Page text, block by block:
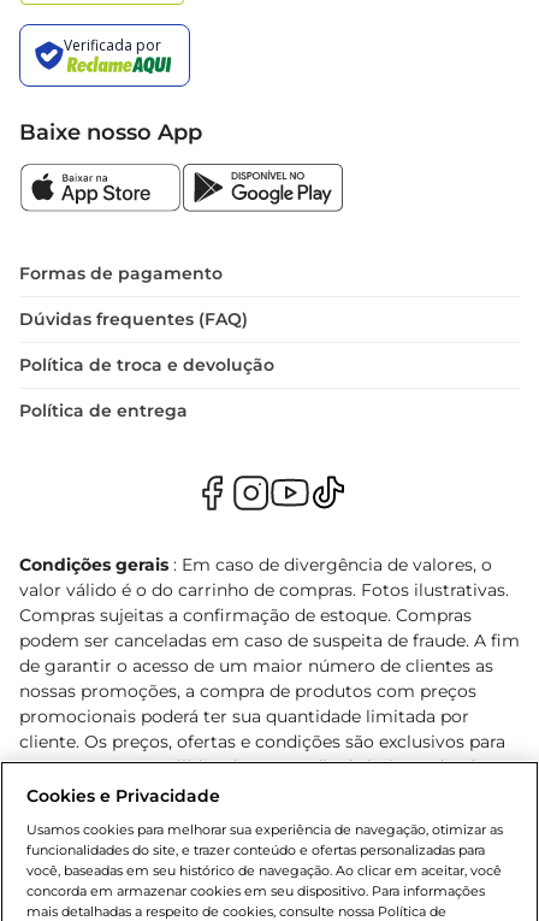
Baixe nosso App
Formas de pagamento
Dúvidas frequentes (FAQ)
Política de troca e devolução
Política de entrega
Condições gerais : Em caso de divergência de valores, o
valor válido é o do carrinho de compras. Fotos ilustrativas.
Compras sujeitas a confirmação de estoque. Compras
podem ser canceladas em caso de suspeita de fraude. A fim
de garantir o acesso de um maior número de clientes as
nossas promoções, a compra de produtos com preços
promocionais poderá ter sua quantidade limitada por
cliente. Os preços, ofertas e condições são exclusivos para
o e-commerce e válidos durante o dia de hoje, podendo
sofrer alterações sem prévia notificação. Proibida a venda
Lei n.º 8069/90, art. 81, inciso II (Estatuto da Criança e do
Adolescente). Preços e condições exclusivos para o
www.bretas.com.br, podendo sofrer alterações sem aviso
Cookies e Privacidade
Usamos cookies para melhorar sua experiência de navegação, otimizar as
funcionalidades do site, e trazer conteúdo e ofertas personalizadas para
você, baseadas em seu histórico de navegação. Ao clicar em aceitar, você
concorda em armazenar cookies em seu dispositivo. Para informações
mais detalhadas a respeito de cookies, consulte nossa Política de